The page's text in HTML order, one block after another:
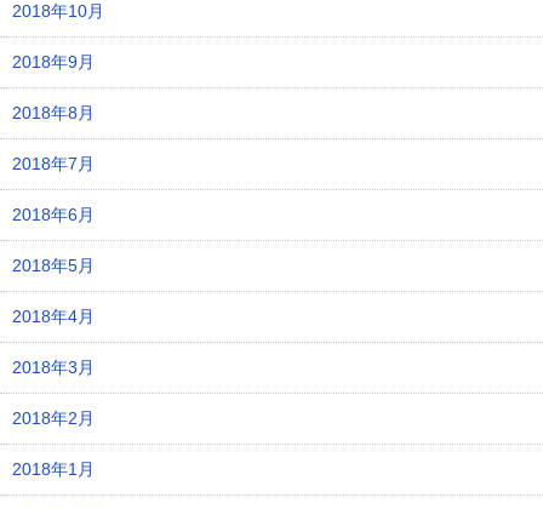
2018年10月
2018年9月
2018年8月
2018年7月
2018年6月
2018年5月
2018年4月
2018年3月
2018年2月
2018年1月